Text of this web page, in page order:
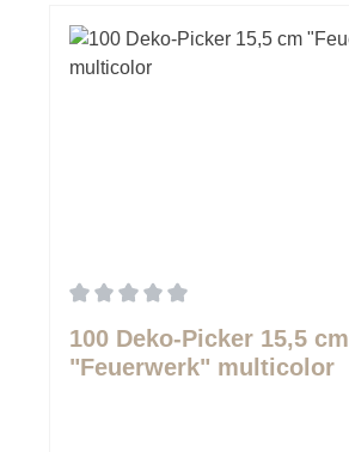
100 Deko-Picker 15,5 cm
"Feuerwerk" multicolor